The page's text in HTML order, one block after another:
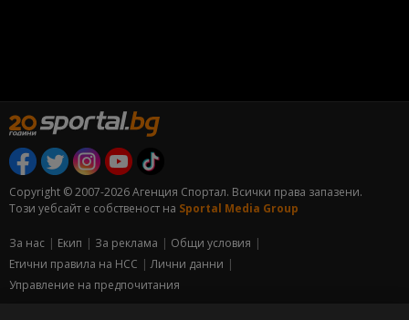
Copyright © 2007-2026 Агенция Спортал. Всички права запазени.
Този уебсайт е собственост на Sportal Media Group
За нас Екип За рекламa
Общи условия
Етични правила на НСС
Лични данни
Управление на предпочитания